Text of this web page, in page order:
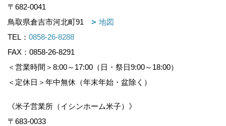
〒682-0041
鳥取県倉吉市河北町91
地図
TEL： 0858-26-8288
FAX：0858-26-8291
＜営業時間＞8:00～17:00（日・祭日9:00～18:00）
＜定休日＞年中無休（年末年始・盆除く）
《米子営業所（イシンホーム米子）》
〒683-0033